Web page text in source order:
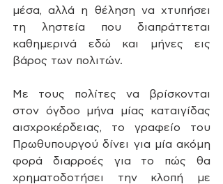
μέσα, αλλά η θέληση να χτυπήσει
τη ληστεία που διαπράττεται
καθημερινά εδώ και μήνες εις
βάρος των πολιτών.
Με τους πολίτες να βρίσκονται
στον όγδοο μήνα μίας καταιγίδας
αισχροκέρδειας, το γραφείο του
Πρωθυπουργού δίνει για μία ακόμη
φορά διαρροές για το πώς θα
χρηματοδοτήσει την κλοπή με